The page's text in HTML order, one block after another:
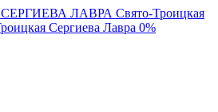
Свято-Троицкая
Сергиева Лавра 0%